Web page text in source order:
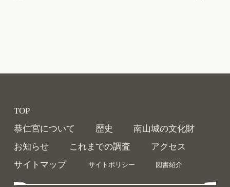
TOP
恭仁宮について
歴史
南山城の文化財
お知らせ
これまでの調査
アクセス
サイトマップ
サイトポリシー 図書紹介